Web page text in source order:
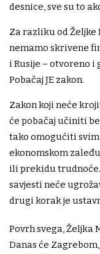
desnice, sve su to
Za razliku od Željke
nemamo skrivene
i Rusije – otvoreno i
Pobačaj JE zakon.
Zakon koji neće
će pobačaj učiniti
tako omogućiti svim
ekonomskom
ili prekidu
savjesti neće
drugi korak je
Povrh svega, Željka
Danas će